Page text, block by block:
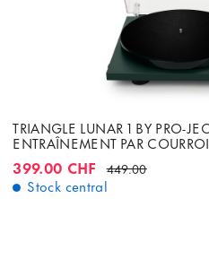
TRIANGLE LUNAR 1 BY PRO-
ENTRAÎNEMENT PAR
399.00 CHF 449.00
Stock central